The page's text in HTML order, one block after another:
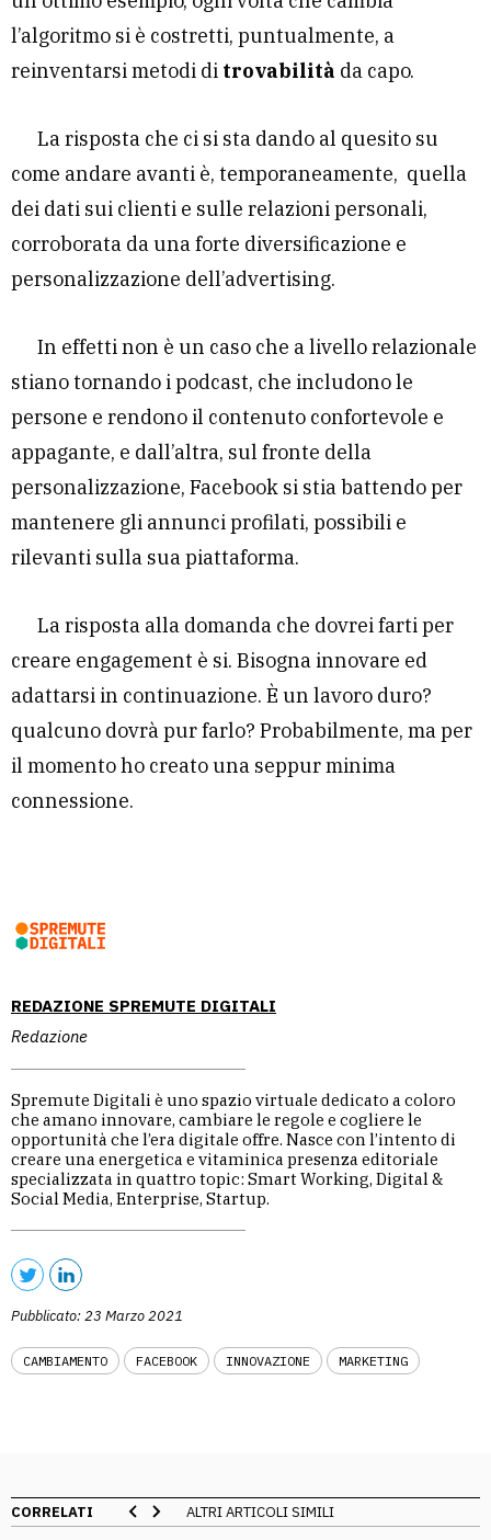
REDAZIONE SPREMUTE DIGITALI
Redazione
Spremute Digitali è uno spazio virtuale dedicato a coloro
che amano innovare, cambiare le regole e cogliere le
opportunità che l’era digitale offre. Nasce con l’intento di
creare una energetica e vitaminica presenza editoriale
specializzata in quattro topic: Smart Working, Digital &
Social Media, Enterprise, Startup.
Pubblicato: 23 Marzo 2021
CAMBIAMENTO FACEBOOK INNOVAZIONE MARKETING
l’algoritmo si è costretti, puntualmente, a
reinventarsi metodi di trovabilità da capo.
La risposta che ci si sta dando al quesito su
come andare avanti è, temporaneamente, quella
dei dati sui clienti e sulle relazioni personali,
corroborata da una forte diversificazione e
personalizzazione dell’advertising.
In effetti non è un caso che a livello relazionale
stiano tornando i podcast, che includono le
persone e rendono il contenuto confortevole e
appagante, e dall’altra, sul fronte della
personalizzazione, Facebook si stia battendo per
mantenere gli annunci profilati, possibili e
rilevanti sulla sua piattaforma.
La risposta alla domanda che dovrei farti per
creare engagement è si. Bisogna innovare ed
adattarsi in continuazione. È un lavoro duro?
qualcuno dovrà pur farlo? Probabilmente, ma per
il momento ho creato una seppur minima
connessione.
CORRELATI ALTRI ARTICOLI SIMILI